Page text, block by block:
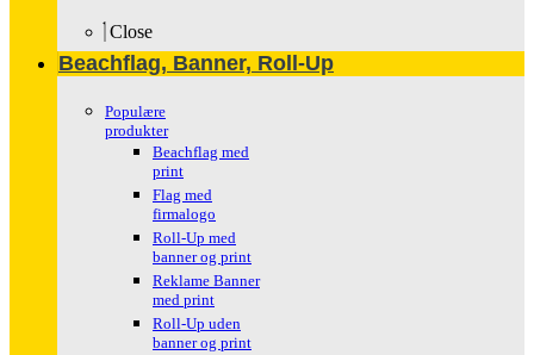
Close
Beachflag, Banner, Roll-Up
Populære
produkter
Beachflag med
print
Flag med
firmalogo
Roll-Up med
banner og print
Reklame Banner
med print
Roll-Up uden
banner og print